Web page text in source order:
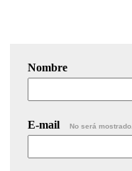
Nombre
E-mail No será mostrado.